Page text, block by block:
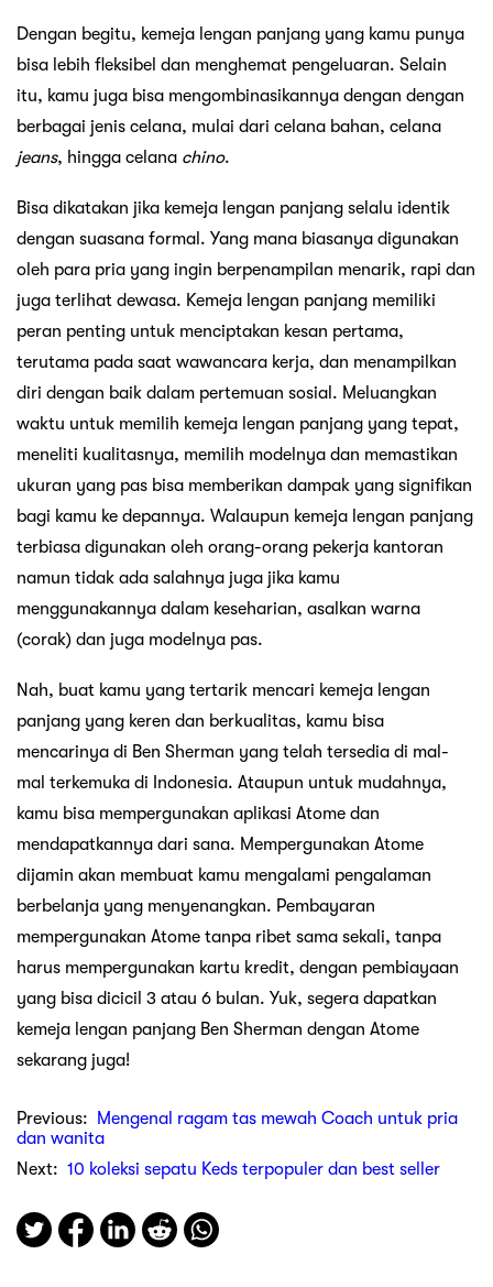
Dengan begitu, kemeja lengan panjang yang kamu punya
bisa lebih fleksibel dan menghemat pengeluaran. Selain
itu, kamu juga bisa mengombinasikannya dengan dengan
berbagai jenis celana, mulai dari celana bahan, celana
jeans, hingga celana chino.
Bisa dikatakan jika kemeja lengan panjang selalu identik
dengan suasana formal. Yang mana biasanya digunakan
oleh para pria yang ingin berpenampilan menarik, rapi dan
juga terlihat dewasa. Kemeja lengan panjang memiliki
peran penting untuk menciptakan kesan pertama,
terutama pada saat wawancara kerja, dan menampilkan
diri dengan baik dalam pertemuan sosial. Meluangkan
waktu untuk memilih kemeja lengan panjang yang tepat,
meneliti kualitasnya, memilih modelnya dan memastikan
ukuran yang pas bisa memberikan dampak yang signifikan
bagi kamu ke depannya. Walaupun kemeja lengan panjang
terbiasa digunakan oleh orang-orang pekerja kantoran
namun tidak ada salahnya juga jika kamu
menggunakannya dalam keseharian, asalkan warna
(corak) dan juga modelnya pas.
Nah, buat kamu yang tertarik mencari kemeja lengan
panjang yang keren dan berkualitas, kamu bisa
mencarinya di Ben Sherman yang telah tersedia di mal-
mal terkemuka di Indonesia. Ataupun untuk mudahnya,
kamu bisa mempergunakan aplikasi Atome dan
mendapatkannya dari sana. Mempergunakan Atome
dijamin akan membuat kamu mengalami pengalaman
berbelanja yang menyenangkan. Pembayaran
mempergunakan Atome tanpa ribet sama sekali, tanpa
harus mempergunakan kartu kredit, dengan pembiayaan
yang bisa dicicil 3 atau 6 bulan. Yuk, segera dapatkan
kemeja lengan panjang Ben Sherman dengan Atome
sekarang juga!
Previous:
Mengenal ragam tas mewah Coach untuk pria
dan wanita
Next: 10 koleksi sepatu Keds terpopuler dan best seller